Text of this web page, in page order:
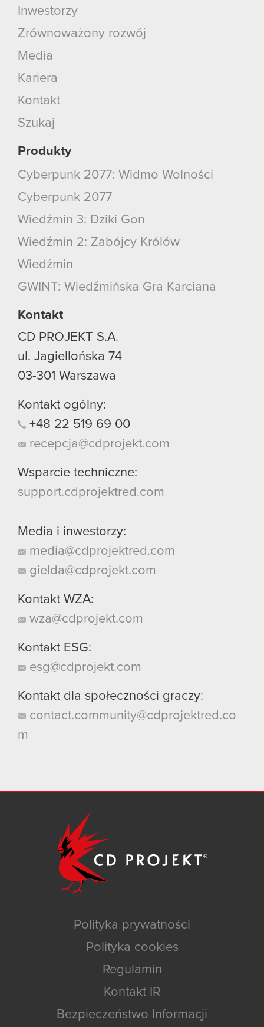
Inwestorzy
Zrównoważony rozwój
Media
Kariera
Kontakt
Szukaj
Produkty
Cyberpunk 2077: Widmo Wolności
Cyberpunk 2077
Wiedźmin 3: Dziki Gon
Wiedźmin 2: Zabójcy Królów
Wiedźmin
GWINT: Wiedźmińska Gra Karciana
Kontakt
CD PROJEKT S.A.
ul. Jagiellońska 74
03-301 Warszawa
Kontakt ogólny:
+48 22 519 69 00
recepcja@cdprojekt.com
Wsparcie techniczne:
support.cdprojektred.com
Media i inwestorzy:
media@cdprojektred.com
gielda@cdprojekt.com
Kontakt WZA:
wza@cdprojekt.com
Kontakt ESG:
esg@cdprojekt.com
Kontakt dla społeczności graczy:
contact.community@cdprojektred.co
m
Polityka prywatności
Polityka cookies
Regulamin
Kontakt IR
Bezpieczeństwo Informacji